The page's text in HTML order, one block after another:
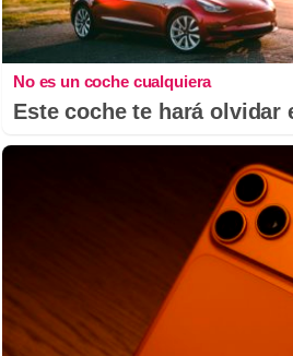
No es un coche cualquiera
Este coche te hará olvidar